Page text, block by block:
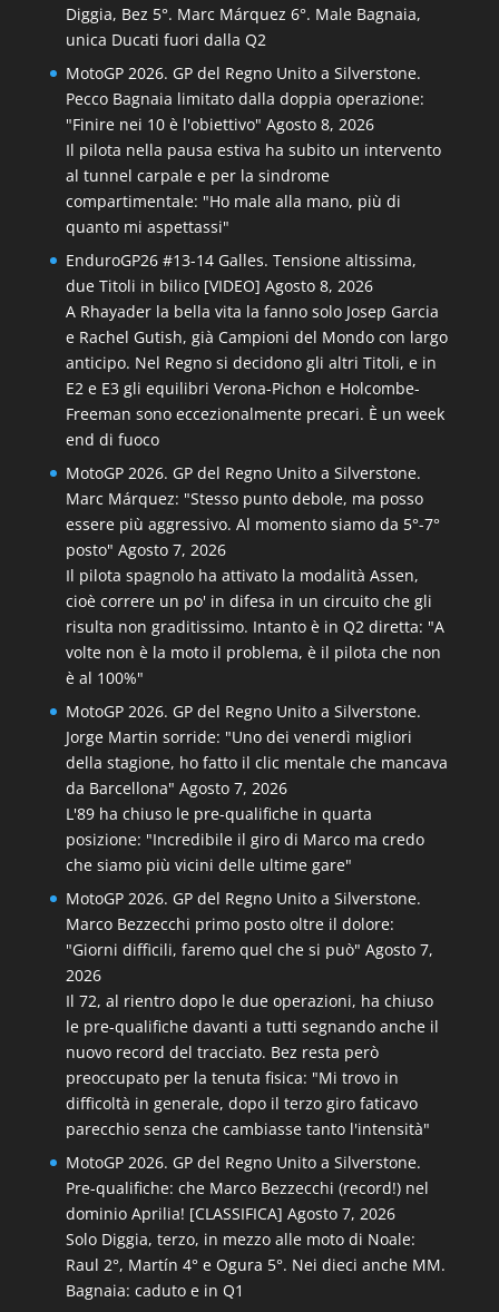
Diggia, Bez 5°. Marc Márquez 6°. Male Bagnaia,
unica Ducati fuori dalla Q2
MotoGP 2026. GP del Regno Unito a Silverstone.
Pecco Bagnaia limitato dalla doppia operazione:
"Finire nei 10 è l'obiettivo" Agosto 8, 2026
Il pilota nella pausa estiva ha subito un intervento
al tunnel carpale e per la sindrome
compartimentale: "Ho male alla mano, più di
quanto mi aspettassi"
EnduroGP26 #13-14 Galles. Tensione altissima,
due Titoli in bilico [VIDEO] Agosto 8, 2026
A Rhayader la bella vita la fanno solo Josep Garcia
e Rachel Gutish, già Campioni del Mondo con largo
anticipo. Nel Regno si decidono gli altri Titoli, e in
E2 e E3 gli equilibri Verona-Pichon e Holcombe-
Freeman sono eccezionalmente precari. È un week
end di fuoco
MotoGP 2026. GP del Regno Unito a Silverstone.
Marc Márquez: "Stesso punto debole, ma posso
essere più aggressivo. Al momento siamo da 5°-7°
posto" Agosto 7, 2026
Il pilota spagnolo ha attivato la modalità Assen,
cioè correre un po' in difesa in un circuito che gli
risulta non graditissimo. Intanto è in Q2 diretta: "A
volte non è la moto il problema, è il pilota che non
è al 100%"
MotoGP 2026. GP del Regno Unito a Silverstone.
Jorge Martin sorride: "Uno dei venerdì migliori
della stagione, ho fatto il clic mentale che mancava
da Barcellona" Agosto 7, 2026
L'89 ha chiuso le pre-qualifiche in quarta
posizione: "Incredibile il giro di Marco ma credo
che siamo più vicini delle ultime gare"
MotoGP 2026. GP del Regno Unito a Silverstone.
Marco Bezzecchi primo posto oltre il dolore:
"Giorni difficili, faremo quel che si può" Agosto 7,
2026
Il 72, al rientro dopo le due operazioni, ha chiuso
le pre-qualifiche davanti a tutti segnando anche il
nuovo record del tracciato. Bez resta però
preoccupato per la tenuta fisica: "Mi trovo in
difficoltà in generale, dopo il terzo giro faticavo
parecchio senza che cambiasse tanto l'intensità"
MotoGP 2026. GP del Regno Unito a Silverstone.
Pre-qualifiche: che Marco Bezzecchi (record!) nel
dominio Aprilia! [CLASSIFICA] Agosto 7, 2026
Solo Diggia, terzo, in mezzo alle moto di Noale:
Raul 2°, Martín 4° e Ogura 5°. Nei dieci anche MM.
Bagnaia: caduto e in Q1